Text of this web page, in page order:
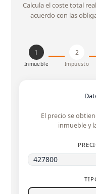
Calcula el coste total
acuerdo con las
1
Inmueble
2
Impuesto
El precio se
inmueble y